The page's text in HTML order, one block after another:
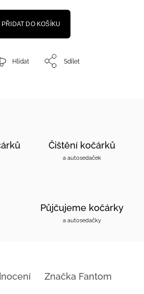
PŘIDAT DO KOŠÍKU
Hlídat Sdílet
Čištění kočárků
a autosedaček
Půjčujeme kočárky
a autosedačky
Značka Fantom